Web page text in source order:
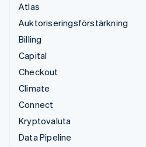
Atlas
Auktoriseringsförstärkning
Billing
Capital
Checkout
Climate
Connect
Kryptovaluta
Data Pipeline